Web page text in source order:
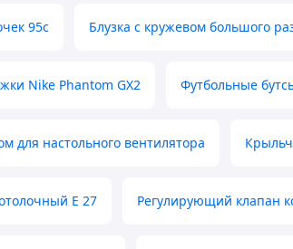
95с Блузка с кружевом большого
Nike Phantom GX2 Футбольные
для настольного вентилятора
E 27 Регулирующий клапан